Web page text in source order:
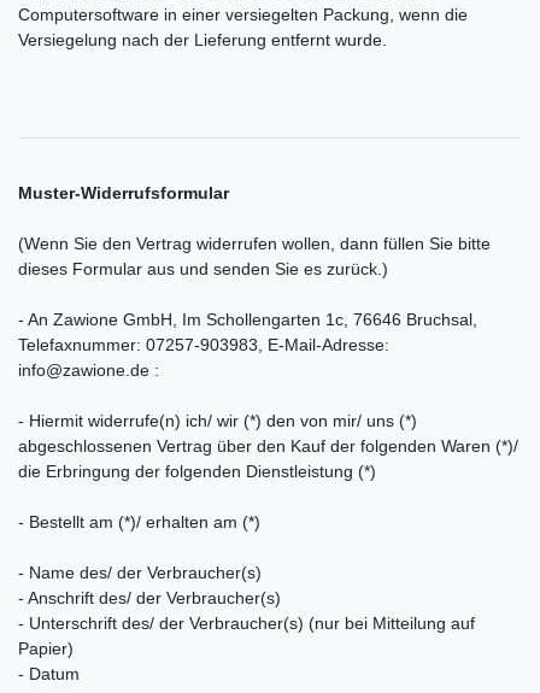
Computersoftware in einer versiegelten Packung, wenn die
Versiegelung nach der Lieferung entfernt wurde.
Muster-Widerrufsformular
(Wenn Sie den Vertrag widerrufen wollen, dann füllen Sie bitte
dieses Formular aus und senden Sie es zurück.)
- An Zawione GmbH, Im Schollengarten 1c, 76646 Bruchsal
Telefaxnummer: 07257-903983,
E-Mail-Adresse:
info@zawione.de :
- Hiermit widerrufe(n) ich/ wir (*) den von mir/ uns (*)
abgeschlossenen Vertrag über den Kauf der folgenden Waren (*)/
die Erbringung der folgenden Dienstleistung (*)
- Bestellt am (*)/ erhalten am (*)
- Name des/ der Verbraucher(s)
- Anschrift des/ der Verbraucher(s)
- Unterschrift des/ der Verbraucher(s) (nur bei Mitteilung auf
Papier)
- Datum